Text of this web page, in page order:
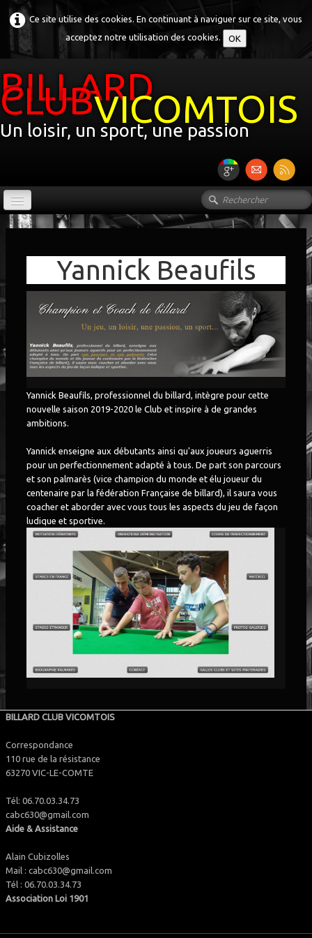
Ce site utilise des cookies. En continuant à naviguer sur ce site, vous
acceptez notre utilisation des cookies.
OK
BILLARD
CLUBVICOMTOIS
Un loisir, un sport, une passion
ACCUEIL
LE CLUB▼
PARTENAIRES
LOTO 2026
Yannick Beaufils
Yannick Beaufils, professionnel du billard, intègre pour cette
nouvelle saison 2019-2020 le Club et inspire à de grandes
ambitions.
Yannick enseigne aux débutants ainsi qu'aux joueurs aguerris
pour un perfectionnement adapté à tous. De part son parcours
et son palmarès (vice champion du monde et élu joueur du
centenaire par la fédération Française de billard), il saura vous
coacher et aborder avec vous tous les aspects du jeu de façon
ludique et sportive.
BILLARD CLUB VICOMTOIS
Correspondance
110 rue de la résistance
63270 VIC-LE-COMTE
Tél: 06.70.03.34.73
cabc630@gmail.com
Aide & Assistance
Alain Cubizolles
Mail : cabc630@gmail.com
Tél : 06.70.03.34.73
Association Loi 1901